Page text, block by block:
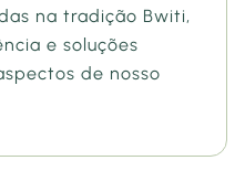
na tradição Bwiti,
e soluções
de nosso